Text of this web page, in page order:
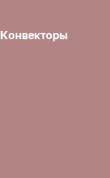
Конвекторы